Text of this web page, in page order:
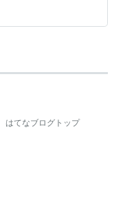
ます。 ※写真は全
ます。撮影した時
見どころ アクセ
はてなブログトップ